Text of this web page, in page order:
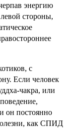
энергию
стороны,
с
Если человек
чакра, или
он постоянно
как СПИД